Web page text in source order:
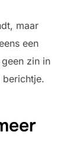
maar
een
zin in